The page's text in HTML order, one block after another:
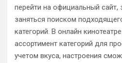
перейти на официальный сайт,
заняться поиском
категорий. В онлайн
ассортимент категорий для
учетом вкуса, настроения